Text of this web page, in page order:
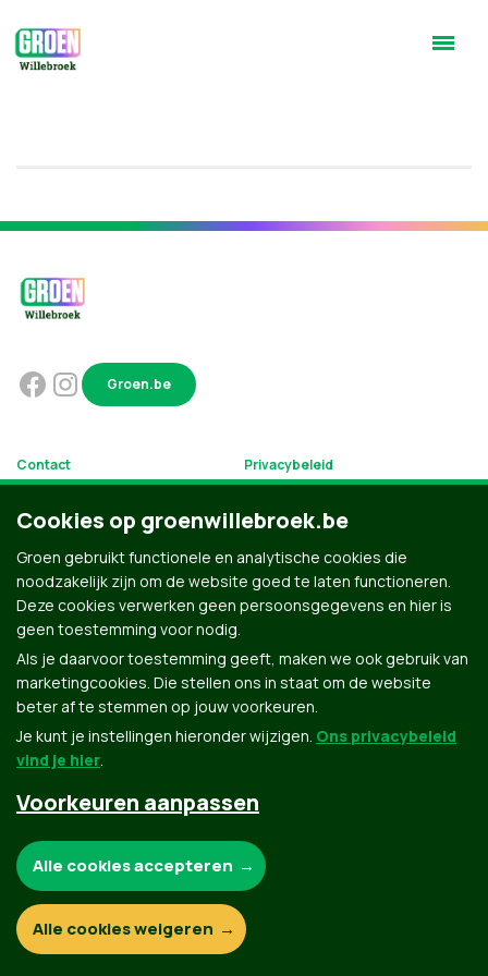
Groen.be
© Copyright Groen 2026 | Gemaakt metNationBuilder| Gebouwd door
Contact Privacybeleid
Cookies op groenwillebroek.be
Groen gebruikt functionele en analytische cookies die
noodzakelijk zijn om de website goed te laten functioneren.
Deze cookies verwerken geen persoonsgegevens en hier is
geen toestemming voor nodig.
Als je daarvoor toestemming geeft, maken we ook gebruik van
marketingcookies. Die stellen ons in staat om de website
beter af te stemmen op jouw voorkeuren.
Je kunt je instellingen hieronder wijzigen. Ons privacybeleid
vind je hier.
Voorkeuren aanpassen
Functionele en analytische cookies:
Alle cookies accepteren
Alle cookies weigeren